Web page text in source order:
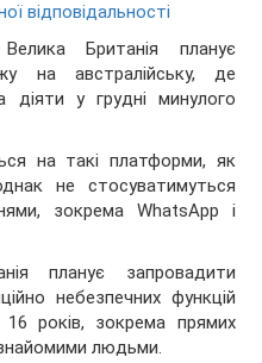
відповідальності
Британія планує
на австралійську, де
діяти у грудні минулого
на такі платформи, як
не стосуватимуться
зокрема WhatsApp і
планує запровадити
небезпечних функцій
років, зокрема прямих
людьми.